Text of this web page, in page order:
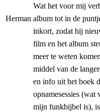
Herman
Wat het voor mij
album tot in de
inkort, zodat hij
film en het album
meer te weten
middel van de
en info uit het boek
opnamesessies (wat
mijn funkbijbel is),